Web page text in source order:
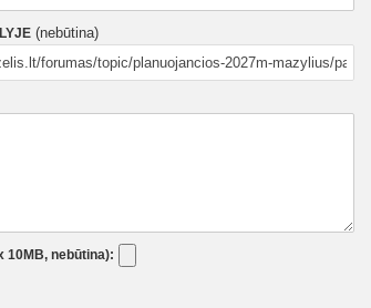
(nebūtina)
10MB, nebūtina):